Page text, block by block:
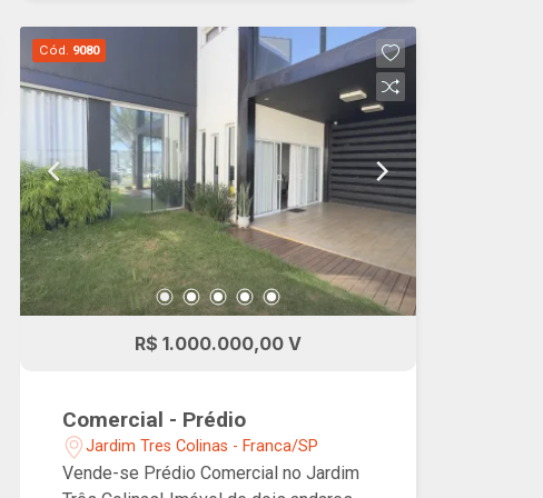
Cód. 9080
R$ 1.000.000,00 V
Comercial - Prédio
Jardim Tres Colinas - Franca/SP
Vende-se Prédio Comercial no Jardim